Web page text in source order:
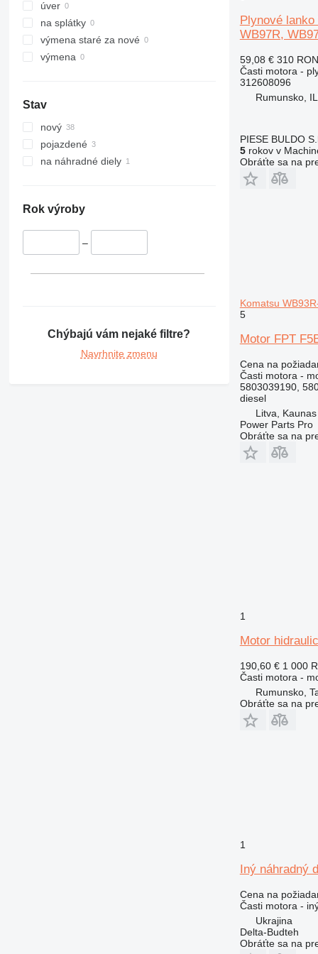
321
322
323
324
330
336
340
350
390
422
PC350
PC360
PC400
PC750
úver
na splátky
výmena staré za nové
výmena
Stav
nový
pojazdené
na náhradné diely
Rok výroby
–
Chýbajú vám nejaké filtre?
Navrhnite zmenu
Plynové lanko
WB97R,
59,08 € 310 RON
Časti motora -
312608096
Rumunsko,
PIESE BULDO
5rokov v
Obráťte sa na
Komatsu
5
Motor FPT
Cena na
Časti motora -
5803039190,
diesel
Litva, Kaunas
Power Parts Pro
Obráťte sa na
1
Motor
190,60 € 1 000
Časti motora -
Rumunsko,
Obráťte sa na
1
Iný náhradný
Cena na
Časti motora -
Ukrajina
Delta-Budteh
Obráťte sa na